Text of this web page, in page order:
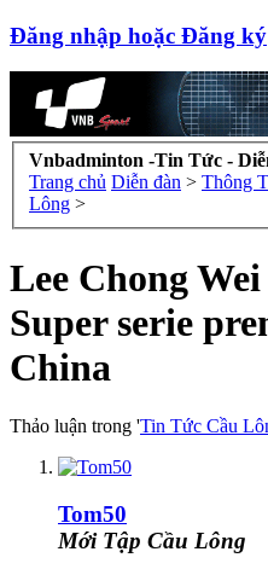
Đăng nhập hoặc Đăng ký
Vnbadminton -Tin Tức -
Trang chủ Diễn đàn > Thông
Lông >
Lee Chong
Super serie
China
Thảo luận trong 'Tin Tức Cầu
Tom50
Mới Tập Cầu Lông